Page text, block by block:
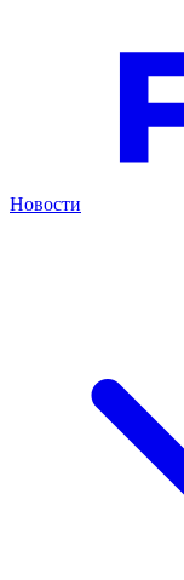
Новости